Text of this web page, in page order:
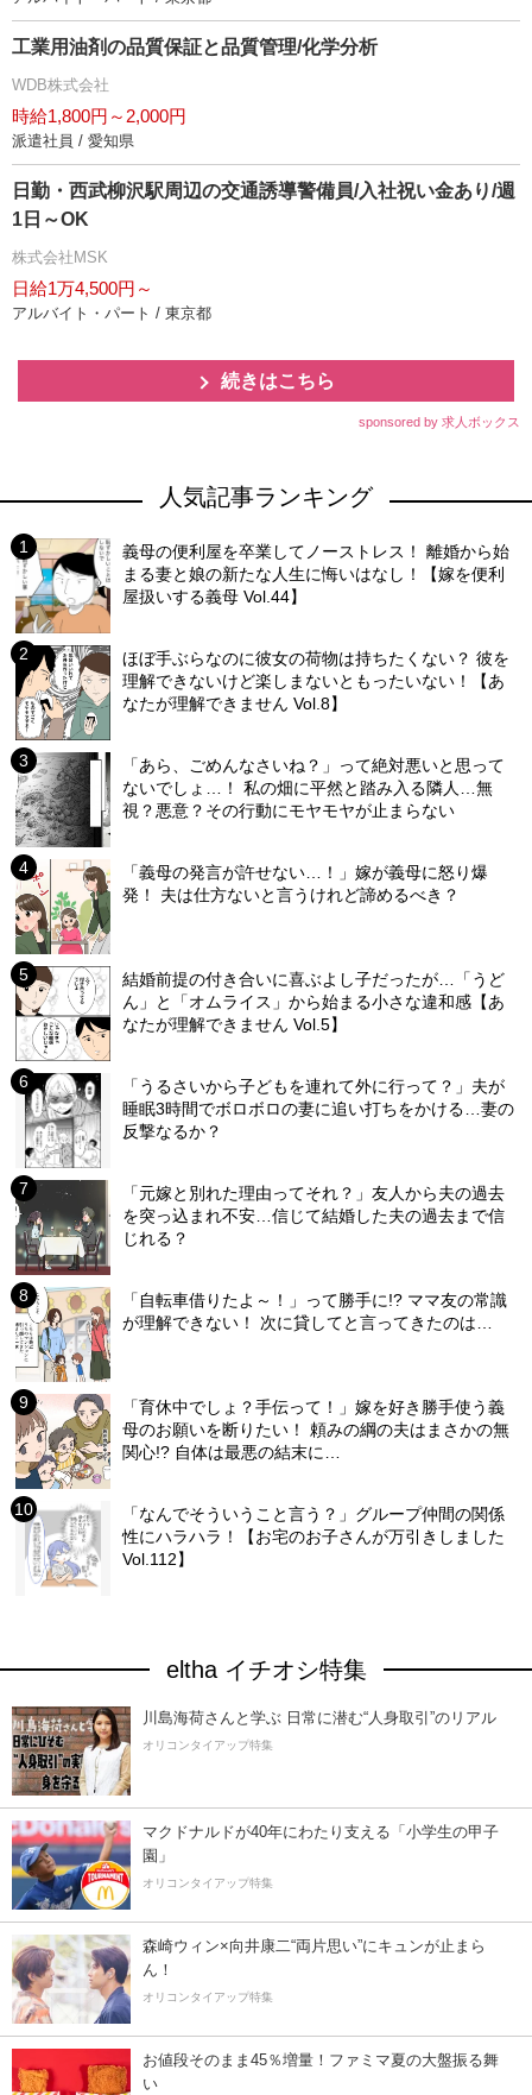
工業用油剤の品質保証と品質管理/化学分析
WDB株式会社
時給1,800円～2,000円
派遣社員 / 愛知県
日勤・西武柳沢駅周辺の交通誘導警備員/入社祝い金あり/週
1日～OK
株式会社MSK
日給1万4,500円～
アルバイト・パート / 東京都
続きはこちら
sponsored by 求人ボックス
人気記事ランキング
義母の便利屋を卒業してノーストレス！ 離婚から始
まる妻と娘の新たな人生に悔いはなし！【嫁を便利
屋扱いする義母 Vol.44】
ほぼ手ぶらなのに彼女の荷物は持ちたくない？ 彼を
理解できないけど楽しまないともったいない！【あ
なたが理解できません Vol.8】
「あら、ごめんなさいね？」って絶対悪いと思って
ないでしょ…！ 私の畑に平然と踏み入る隣人…無
視？悪意？その行動にモヤモヤが止まらない
「義母の発言が許せない…！」嫁が義母に怒り爆
発！ 夫は仕方ないと言うけれど諦めるべき？
結婚前提の付き合いに喜ぶよし子だったが…「うど
ん」と「オムライス」から始まる小さな違和感【あ
なたが理解できません Vol.5】
「うるさいから子どもを連れて外に行って？」夫が
睡眠3時間でボロボロの妻に追い打ちをかける…妻の
反撃なるか？
「元嫁と別れた理由ってそれ？」友人から夫の過去
を突っ込まれ不安…信じて結婚した夫の過去まで信
じれる？
「自転車借りたよ～！」って勝手に!? ママ友の常識
が理解できない！ 次に貸してと言ってきたのは…
「育休中でしょ？手伝って！」嫁を好き勝手使う義
母のお願いを断りたい！ 頼みの綱の夫はまさかの無
関心!? 自体は最悪の結末に…
「なんでそういうこと言う？」グループ仲間の関係
性にハラハラ！【お宅のお子さんが万引きしました
Vol.112】
eltha イチオシ特集
川島海荷さんと学ぶ 日常に潜む“人身取引”のリアル
オリコンタイアップ特集
マクドナルドが40年にわたり支える「小学生の甲子
園」
オリコンタイアップ特集
森崎ウィン×向井康二“両片思い”にキュンが止まら
ん！
オリコンタイアップ特集
お値段そのまま45％増量！ファミマ夏の大盤振る舞
い